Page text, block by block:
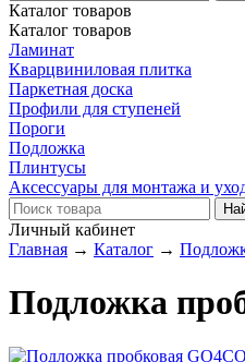
Каталог товаров
Каталог товаров
Ламинат
Кварцвиниловая плитка
Паркетная доска
Профили для ступеней
Пороги
Подложка
Плинтусы
Аксессуары для монтажа и
Личный кабинет
Главная → Каталог →
Подложка